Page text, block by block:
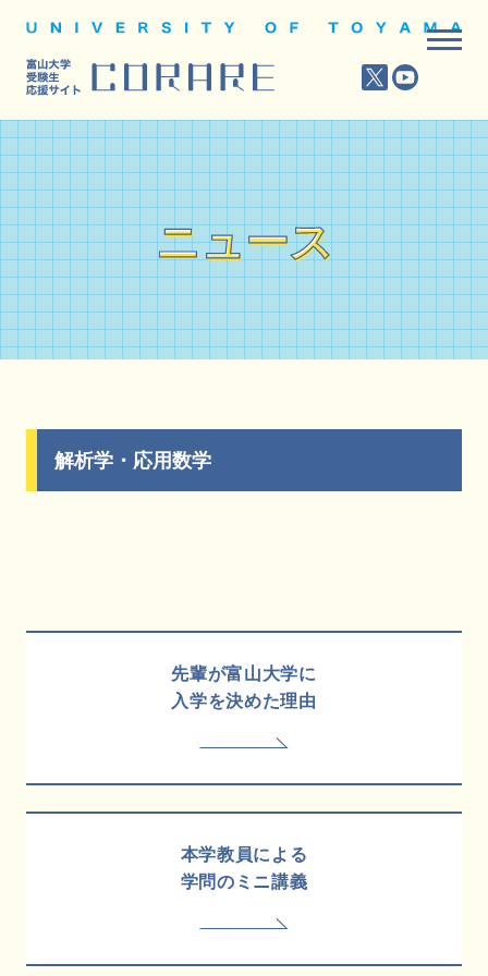
ニュース
ニュース
解析学・応用数学
先輩が富山大学に
入学を決めた理由
本学教員による
学問のミニ講義